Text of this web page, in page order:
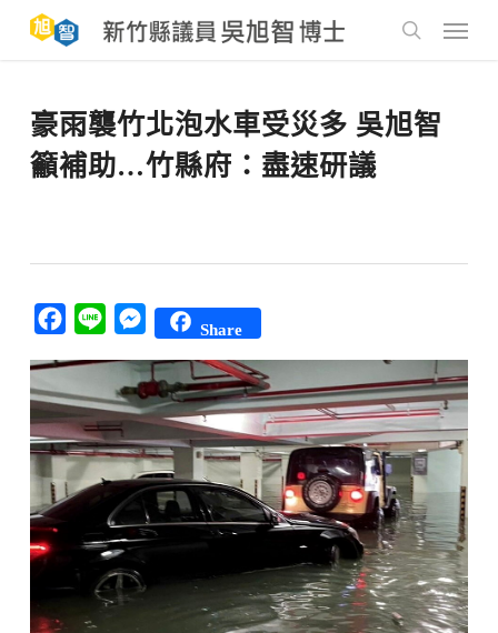
main
Menu
豪雨襲竹北泡水車受災多 吳旭智
籲補助…竹縣府：盡速研議
Facebook
Line Messenger
Share